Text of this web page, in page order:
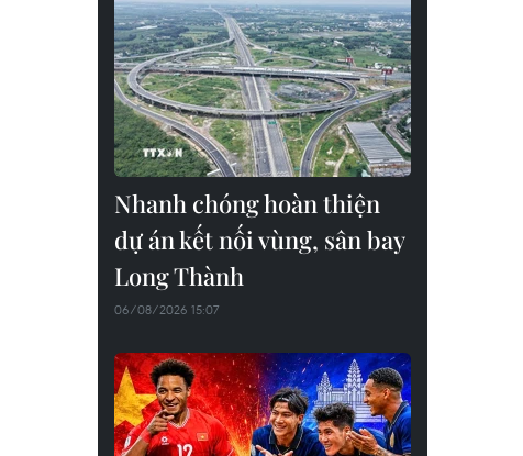
Nhanh chóng hoàn thiện
dự án kết nối vùng, sân bay
Long Thành
06/08/2026 15:07